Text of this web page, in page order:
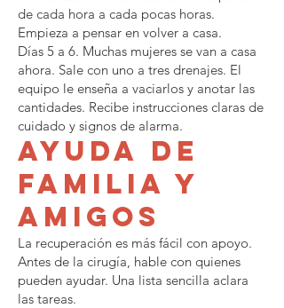
de cada hora a cada pocas horas.
Empieza a pensar en volver a casa.
Días 5 a 6. Muchas mujeres se van a casa
ahora. Sale con uno a tres drenajes. El
equipo le enseña a vaciarlos y anotar las
cantidades. Recibe instrucciones claras de
cuidado y signos de alarma.
Ayuda de
familia y
amigos
La recuperación es más fácil con apoyo.
Antes de la cirugía, hable con quienes
pueden ayudar. Una lista sencilla aclara
las tareas.